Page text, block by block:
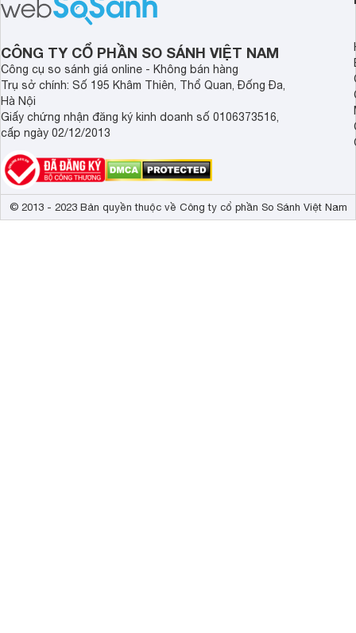
hiệu Lotte đứng số 1 Hàn Quốc, với
mức giá thành ổn phù hợp với người
dùng Việt.
đầy đủ và hương vị
thể chất mà còn hỗ
giác.
CÔNG TY CỔ PHẦN SO SÁNH VIỆT NAM
Công cụ so sánh giá online - Không bán hàng
Trụ sở chính: Số 195 Khâm Thiên, Thổ Quan, Đống Đa,
Hà Nội
Giấy chứng nhận đăng ký kinh doanh số 0106373516,
cấp ngày 02/12/2013
© 2013 - 2023 Bản quyền thuộc về Công ty cổ phần So Sánh Việt Nam